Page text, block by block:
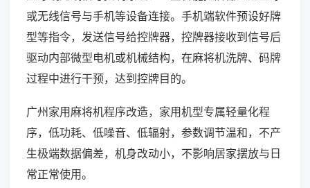
或无线信号与手机等设备连接。手机端软件预设好牌
型等指令，发送信号给控牌器，控牌器接收到信号后
驱动内部微型电机或机械结构，在麻将机洗牌、码牌
过程中进行干预，达到控牌目的。
广州家用麻将机程序改造，家用机型专属轻量化程
序，低功耗、低噪音、低辐射，参数调节温和，不产
生极端数据偏差，机身改动小，不影响居家摆放与日
常正常使用。